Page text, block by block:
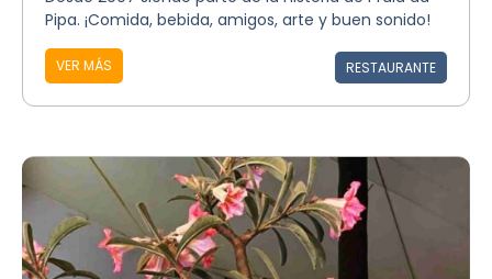
Pipa. ¡Comida, bebida, amigos, arte y buen sonido!
VER MÁS RESTAURANTE